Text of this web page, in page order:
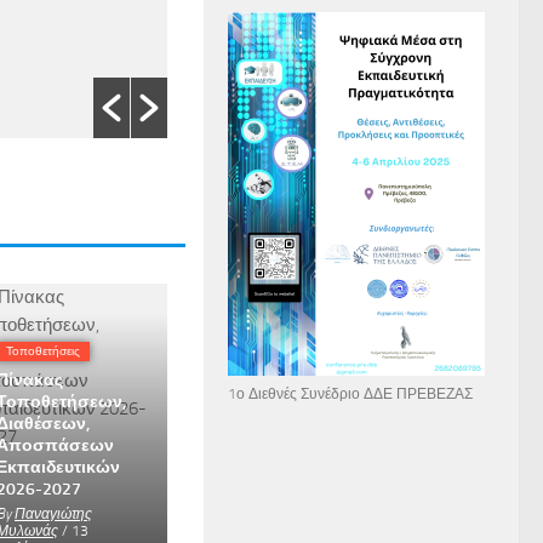
Read More
Τοποθετήσεις
2027
Παναγιώτης
/ 13
1ο Διεθνές Συνέδριο ΔΔΕ ΠΡΕΒΕΖΑΣ